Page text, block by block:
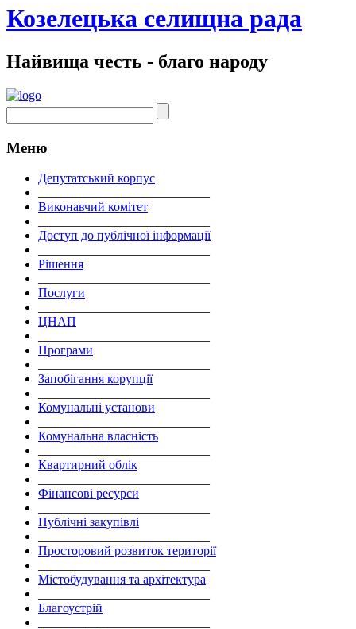
Козелецька селищна рада
Найвища честь - благо народу
Меню
Депутатський корпус
Виконавчий комітет
Доступ до публічної інформації
Рішення
Послуги
ЦНАП
Програми
Запобігання корупції
Комунальні установи
Комунальна власність
Квартирний облік
Фінансові ресурси
Публічні закупівлі
Просторовий розвиток території
Містобудування та архітектура
Благоустрій